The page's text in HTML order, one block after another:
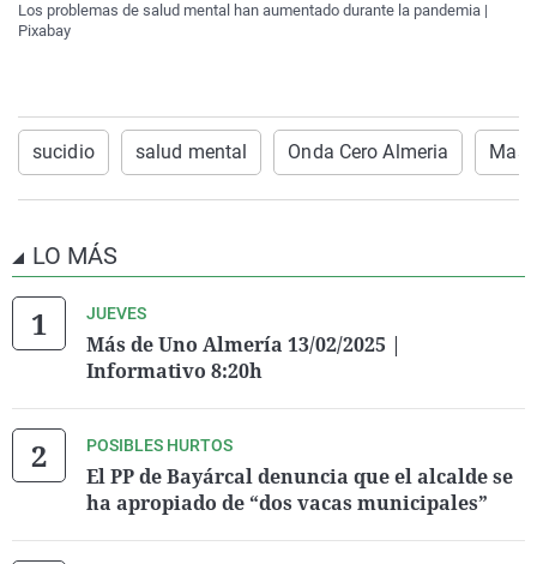
Los problemas de salud mental han aumentado durante la pandemia |
Pixabay
sucidio salud mental Onda Cero Almeria Mas
LO MÁS
JUEVES
Más de Uno Almería 13/02/2025 |
Informativo 8:20h
POSIBLES HURTOS
El PP de Bayárcal denuncia que el alcalde se
ha apropiado de “dos vacas municipales”